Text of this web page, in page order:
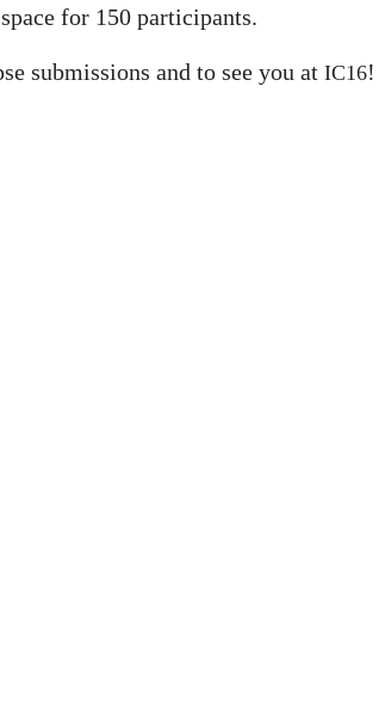
for 150 participants.
submissions and to see you at IC16!